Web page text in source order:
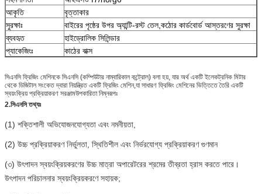
আকৃতি
বৃত্তাকার
সুরক্ষাঃ
বাইরের পৃষ্ঠের উপর অ্যান্টি-রস্ট তেল,কঠোর কার্ডবোর্ড আস্তরণের সুরক্ষা
ব্যবহৃত
হাইড্রোলিক সিলিন্ডার
প্যাকেজিংঃ
কাঠের বাক্স
সিএনসি ফ্রিজিং মেশিনকে সিএনসি (কম্পিউটার নাম্বারিকাল কন্ট্রোল) বলা হয়, যার অর্থ একটি ইলেকট্রনিক মিটার
থেকে ডিজিটাল সংকেত দ্বারা নিয়ন্ত্রিত একটি ফ্রিজিং মেশিন,যা সাধারণ ফ্রিজিং মেশিনের ভিত্তিতে তৈরি একটি
স্বয়ংক্রিয় প্রক্রিয়াকরণ সরঞ্জামউপকারিতা নিম্নরূপঃ
2.সিএনসি তথ্যঃ
(1) শক্তিশালী অভিযোজনযোগ্যতা এবং নমনীয়তা,
(2) উচ্চ প্রক্রিয়াকরণ নির্ভুলতা, স্থিতিশীল এবং নির্ভরযোগ্য প্রক্রিয়াকরণ গুণমান
(৩) উৎপাদন স্বয়ংক্রিয়করণের উচ্চ মাত্রা অপারেটরের শ্রমের তীব্রতা হ্রাস করতে পারে।
উৎপাদন পরিচালনার স্বয়ংক্রিয়করণে সহায়ক;